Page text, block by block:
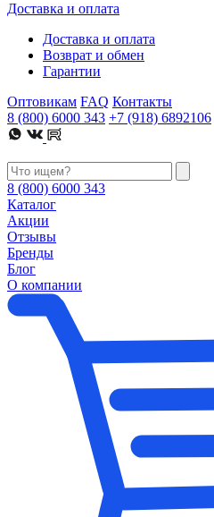
Доставка и оплата
Доставка и оплата
Возврат и обмен
Гарантии
Оптовикам FAQ Контакты
8 (800) 6000 343 +7 (918) 6892106
8 (800) 6000 343
Каталог
Акции
Отзывы
Бренды
Блог
О компании